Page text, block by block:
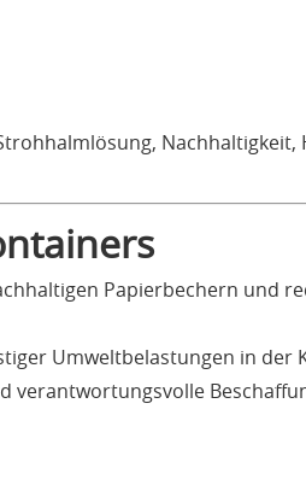
Nachhaltigkeit,
Papierbechern und
Umweltbelastungen in der
verantwortungsvolle